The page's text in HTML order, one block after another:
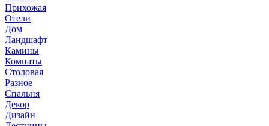
Прихожая
Отели
Дом
Ландшафт
Камины
Комнаты
Столовая
Разное
Спальня
Декор
Дизайн